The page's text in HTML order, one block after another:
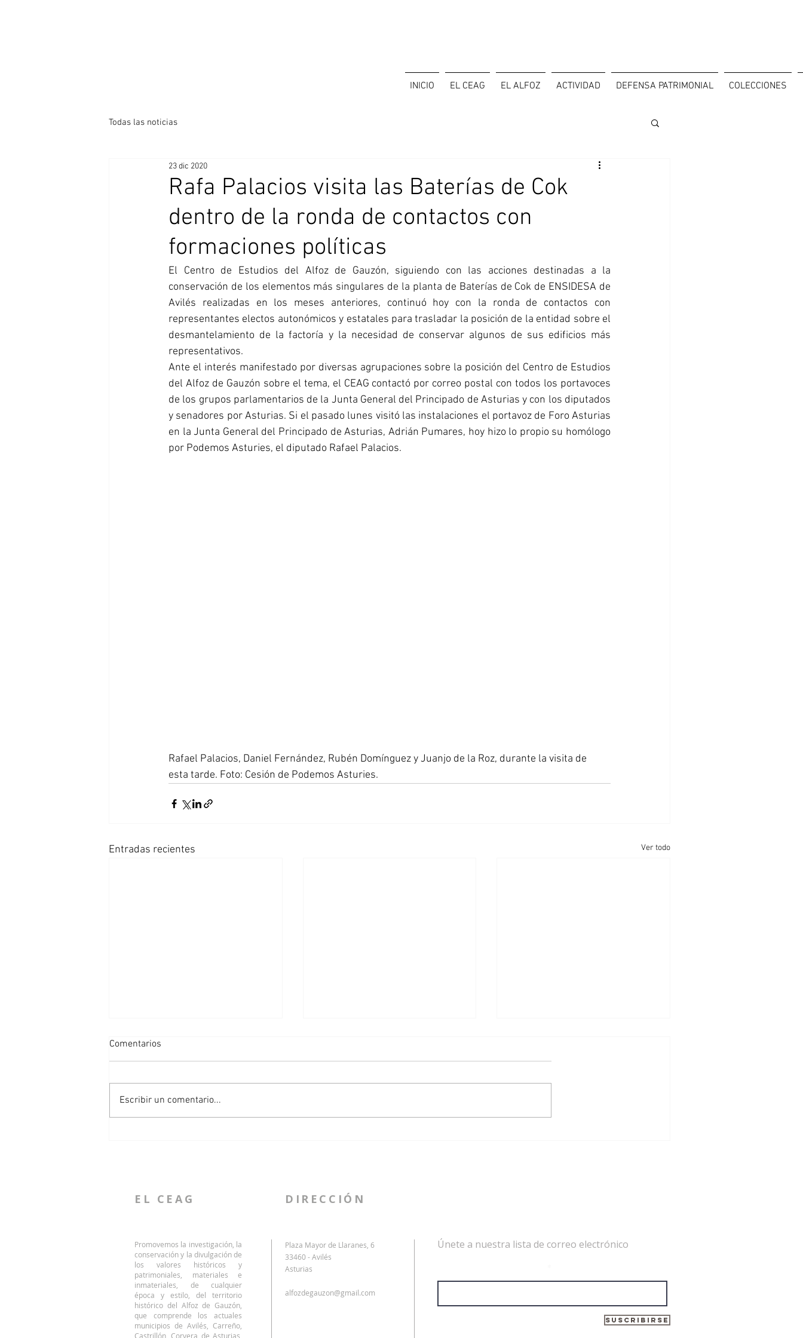
INICIO EL CEAG EL ALFOZ ACTIVIDAD DEFENSA PATRIMONIAL COLECCIONES
Todas las noticias
Rafa Palacios visita las Baterías de Cok
dentro de la ronda de contactos con
formaciones políticas
23 dic 2020
El Centro de Estudios del Alfoz de Gauzón, siguiendo con las acciones destinadas a la
conservación de los elementos más singulares de la planta de Baterías de Cok de ENSIDESA de
Avilés realizadas en los meses anteriores, continuó hoy con la ronda de contactos con
representantes electos autonómicos y estatales para trasladar la posición de la entidad sobre el
desmantelamiento de la factoría y la necesidad de conservar algunos de sus edificios más
representativos.
Ante el interés manifestado por diversas agrupaciones sobre la posición del Centro de Estudios
del Alfoz de Gauzón sobre el tema, el CEAG contactó por correo postal con todos los portavoces
de los grupos parlamentarios de la Junta General del Principado de Asturias y con los diputados
y senadores por Asturias. Si el pasado lunes visitó las instalaciones el portavoz de Foro Asturias
en la Junta General del Principado de Asturias, Adrián Pumares, hoy hizo lo propio su homólogo
por Podemos Asturies, el diputado Rafael Palacios.
Rafael Palacios, Daniel Fernández, Rubén Domínguez y Juanjo de la Roz, durante la visita de
esta tarde. Foto: Cesión de Podemos Asturies.
Entradas recientes Ver todo
Comentarios
Escribir un comentario...
EL CEAG DIRECCIÓN
Promovemos la investigación, la
conservación y la divulgación de
los valores históricos y
patrimoniales, materiales e
inmateriales, de cualquier
época y estilo, del territorio
histórico del Alfoz de Gauzón,
que comprende los actuales
municipios de Avilés, Carreño,
Castrillón, Corvera de Asturias,
Plaza Mayor de Llaranes, 6
33460 - Avilés
Asturias
alfozdegauzon@gmail.com
Únete a nuestra lista de correo electrónico
Suscribirse